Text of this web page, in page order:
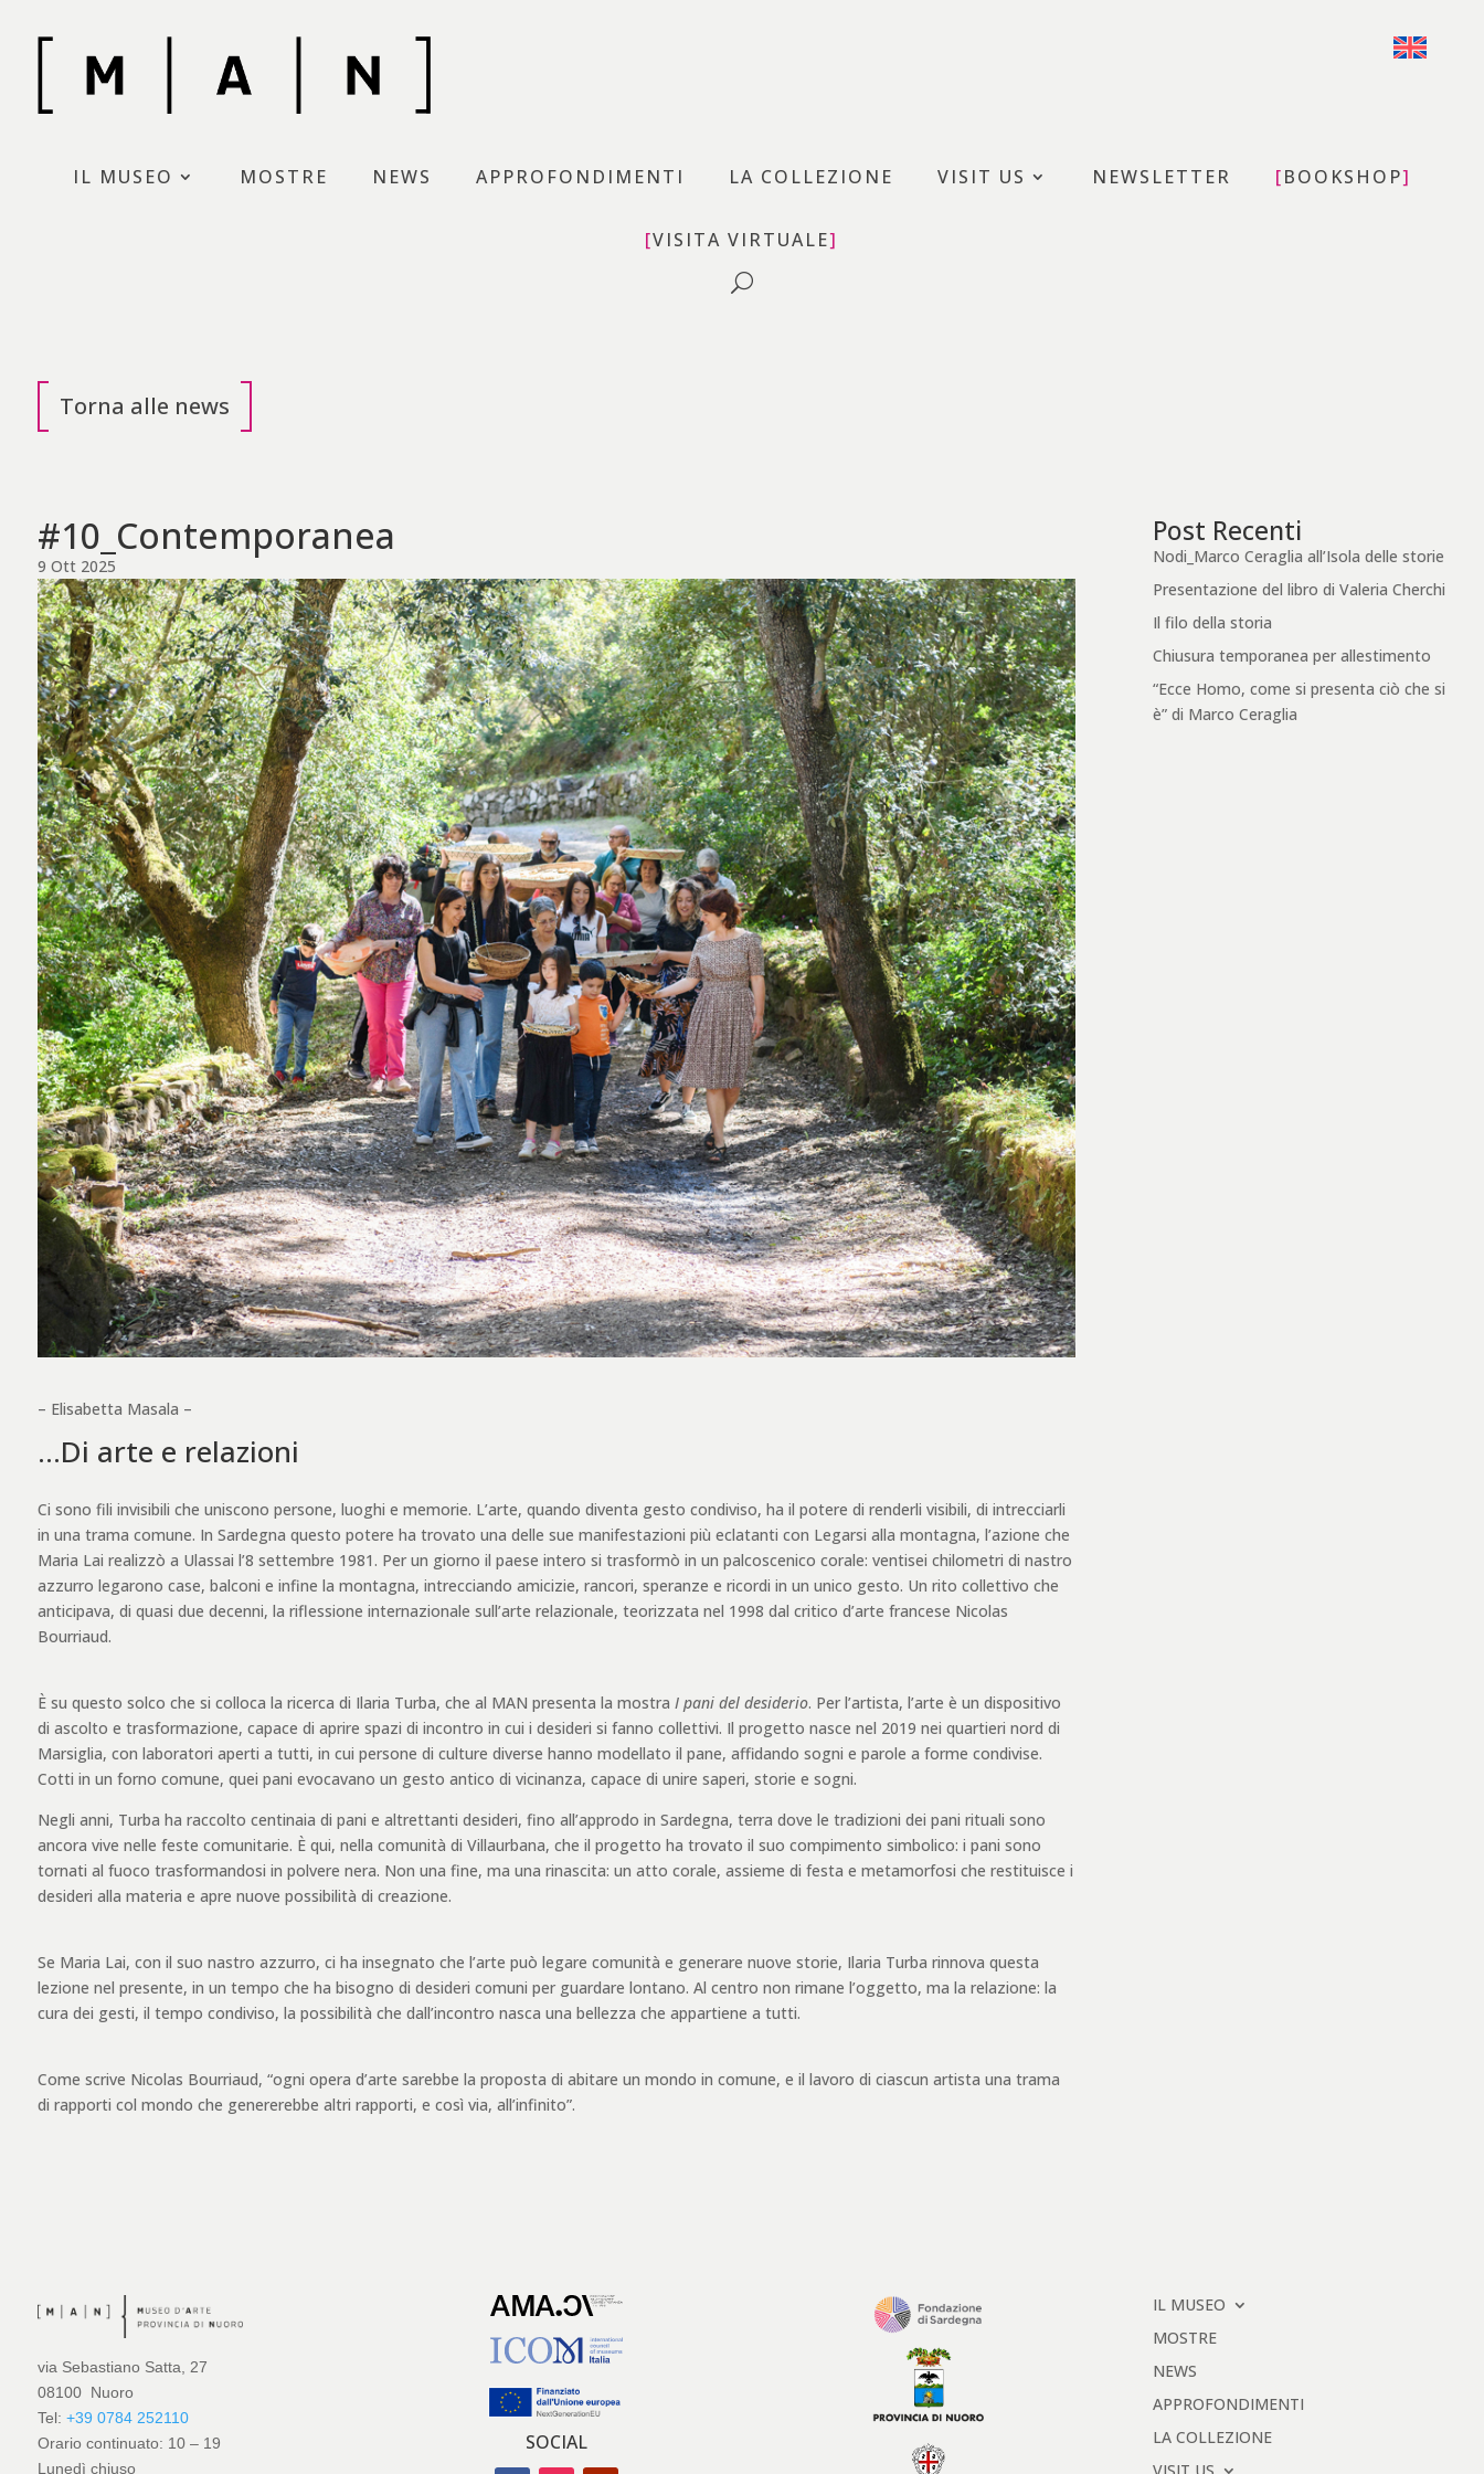
content
IL MUSEO MOSTRE NEWS APPROFONDIMENTI LA COLLEZIONE VISIT US NEWSLETTER BOOKSHOP
VISITA VIRTUALE
Torna alle news
#10_Contemporanea
9 Ott 2025
– Elisabetta Masala –
…Di arte e relazioni
Ci sono fili invisibili che uniscono persone, luoghi e memorie. L’arte, quando diventa gesto condiviso, ha il potere di renderli visibili, di intrecciarli
in una trama comune. In Sardegna questo potere ha trovato una delle sue manifestazioni più eclatanti con Legarsi alla montagna, l’azione che
Maria Lai realizzò a Ulassai l’8 settembre 1981. Per un giorno il paese intero si trasformò in un palcoscenico corale: ventisei chilometri di nastro
azzurro legarono case, balconi e infine la montagna, intrecciando amicizie, rancori, speranze e ricordi in un unico gesto. Un rito collettivo che
anticipava, di quasi due decenni, la riflessione internazionale sull’arte relazionale, teorizzata nel 1998 dal critico d’arte francese Nicolas
Bourriaud.
È su questo solco che si colloca la ricerca di Ilaria Turba, che al MAN presenta la mostra I pani del desiderio. Per l’artista, l’arte è un dispositivo
di ascolto e trasformazione, capace di aprire spazi di incontro in cui i desideri si fanno collettivi. Il progetto nasce nel 2019 nei quartieri nord di
Marsiglia, con laboratori aperti a tutti, in cui persone di culture diverse hanno modellato il pane, affidando sogni e parole a forme condivise.
Cotti in un forno comune, quei pani evocavano un gesto antico di vicinanza, capace di unire saperi, storie e sogni.
Negli anni, Turba ha raccolto centinaia di pani e altrettanti desideri, fino all’approdo in Sardegna, terra dove le tradizioni dei pani rituali sono
ancora vive nelle feste comunitarie. È qui, nella comunità di Villaurbana, che il progetto ha trovato il suo compimento simbolico: i pani sono
tornati al fuoco trasformandosi in polvere nera. Non una fine, ma una rinascita: un atto corale, assieme di festa e metamorfosi che restituisce i
desideri alla materia e apre nuove possibilità di creazione.
Se Maria Lai, con il suo nastro azzurro, ci ha insegnato che l’arte può legare comunità e generare nuove storie, Ilaria Turba rinnova questa
lezione nel presente, in un tempo che ha bisogno di desideri comuni per guardare lontano. Al centro non rimane l’oggetto, ma la relazione: la
cura dei gesti, il tempo condiviso, la possibilità che dall’incontro nasca una bellezza che appartiene a tutti.
Come scrive Nicolas Bourriaud, “ogni opera d’arte sarebbe la proposta di abitare un mondo in comune, e il lavoro di ciascun artista una trama
di rapporti col mondo che genererebbe altri rapporti, e così via, all’infinito”.
Post Recenti
Nodi_Marco Ceraglia all’Isola delle storie
Presentazione del libro di Valeria Cherchi
Il filo della storia
Chiusura temporanea per allestimento
“Ecce Homo, come si presenta ciò che si
è” di Marco Ceraglia
via Sebastiano Satta, 27
08100 Nuoro
Tel: +39 0784 252110
Orario continuato: 10 – 19
Lunedì chiuso
SOCIAL
IL MUSEO
MOSTRE
NEWS
APPROFONDIMENTI
LA COLLEZIONE